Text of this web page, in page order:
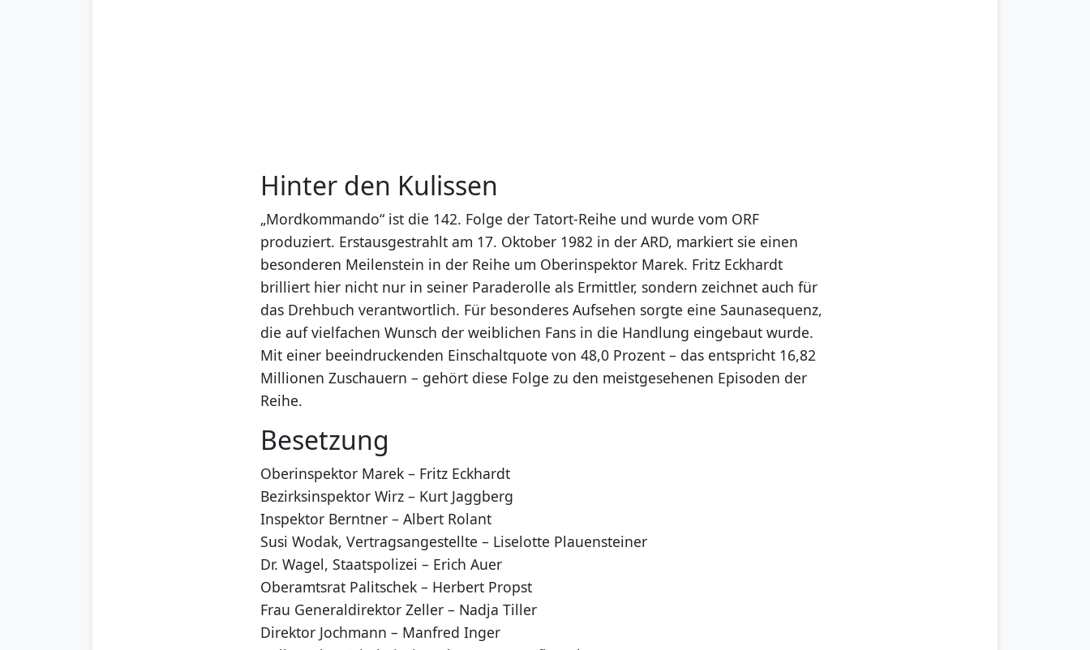
Hinter den Kulissen
„Mordkommando“ ist die 142. Folge der Tatort-Reihe und wurde vom ORF
produziert. Erstausgestrahlt am 17. Oktober 1982 in der ARD, markiert sie einen
besonderen Meilenstein in der Reihe um Oberinspektor Marek. Fritz Eckhardt
brilliert hier nicht nur in seiner Paraderolle als Ermittler, sondern zeichnet auch für
das Drehbuch verantwortlich. Für besonderes Aufsehen sorgte eine Saunasequenz,
die auf vielfachen Wunsch der weiblichen Fans in die Handlung eingebaut wurde.
Mit einer beeindruckenden Einschaltquote von 48,0 Prozent – das entspricht 16,82
Millionen Zuschauern – gehört diese Folge zu den meistgesehenen Episoden der
Reihe.
Besetzung
Oberinspektor Marek – Fritz Eckhardt
Bezirksinspektor Wirz – Kurt Jaggberg
Inspektor Berntner – Albert Rolant
Susi Wodak, Vertragsangestellte – Liselotte Plauensteiner
Dr. Wagel, Staatspolizei – Erich Auer
Oberamtsrat Palitschek – Herbert Propst
Frau Generaldirektor Zeller – Nadja Tiller
Direktor Jochmann – Manfred Inger